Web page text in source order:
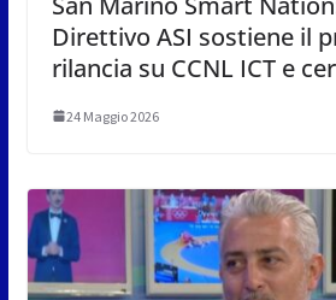
Direttivo ASI sostiene il
rilancia su CCNL ICT e
24 Maggio 2026